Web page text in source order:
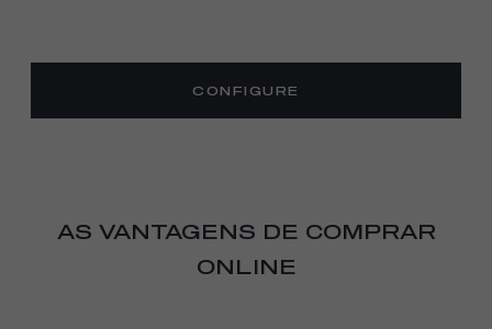
CONFIGURE
AS VANTAGENS DE COMPRAR
ONLINE